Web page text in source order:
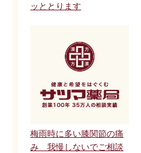
ッととります
梅雨時に多い膝関節の痛
み 我慢しないでご相談